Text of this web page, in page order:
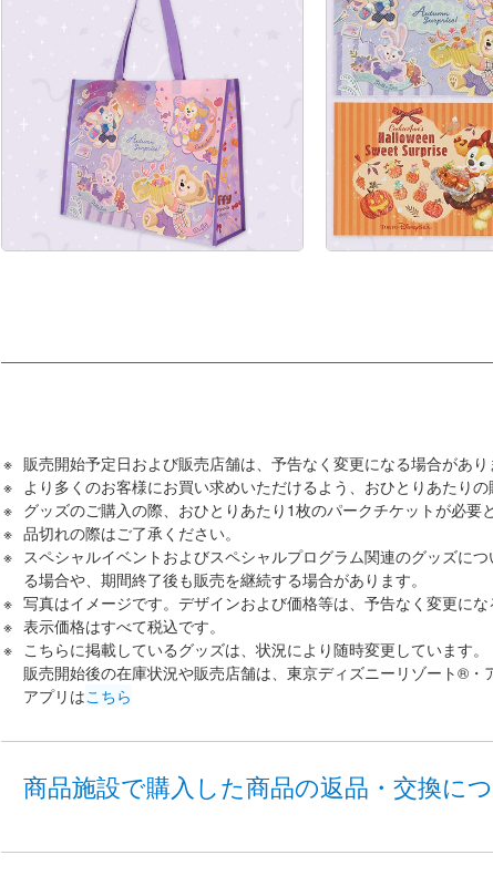
販売開始予定日および販売店舗は、予告なく変更になる場合があ
より多くのお客様にお買い求めいただけるよう、おひとりあたり
グッズのご購入の際、おひとりあたり1枚のパークチケットが必要
品切れの際はご了承ください。
スペシャルイベントおよびスペシャルプログラム関連のグッズに
る場合や、期間終了後も販売を継続する場合があります。
写真はイメージです。デザインおよび価格等は、予告なく変更に
表示価格はすべて税込です。
こちらに掲載しているグッズは、状況により随時変更しています。
販売開始後の在庫状況や販売店舗は、東京ディズニーリゾート®・
アプリはこちら
商品施設で購入した商品の返品・交換に